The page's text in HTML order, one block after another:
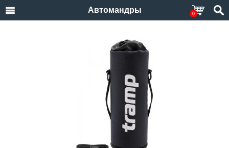
Автомандры 0